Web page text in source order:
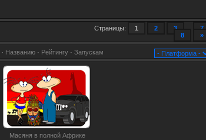
Страницы: 1 2 3
7
8
»
· Названию · Рейтингу · Запускам
Масяня в полной Африке